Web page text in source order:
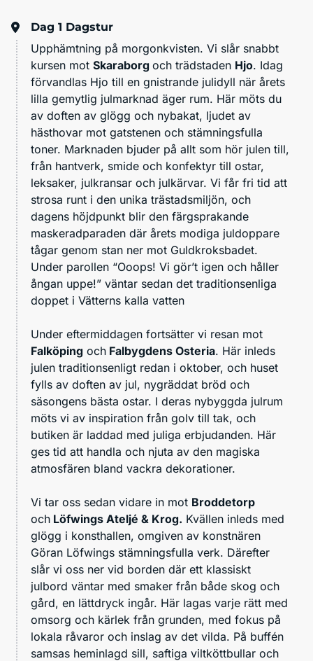
Dag 1 Dagstur
Upphämtning på morgonkvisten. Vi slår snabbt
kursen mot Skaraborg och trädstaden Hjo. Idag
förvandlas Hjo till en gnistrande julidyll när årets
lilla gemytlig julmarknad äger rum. Här möts du
av doften av glögg och nybakat, ljudet av
hästhovar mot gatstenen och stämningsfulla
toner. Marknaden bjuder på allt som hör julen till,
från hantverk, smide och konfektyr till ostar,
leksaker, julkransar och julkärvar. Vi får fri tid att
strosa runt i den unika trästadsmiljön, och
dagens höjdpunkt blir den färgsprakande
maskeradparaden där årets modiga juldoppare
tågar genom stan ner mot Guldkroksbadet.
Under parollen “Ooops! Vi gör’t igen och håller
ångan uppe!” väntar sedan det traditionsenliga
doppet i Vätterns kalla vatten
Under eftermiddagen fortsätter vi resan mot
Falköping och Falbygdens Osteria. Här inleds
julen traditionsenligt redan i oktober, och huset
fylls av doften av jul, nygräddat bröd och
säsongens bästa ostar. I deras nybyggda julrum
möts vi av inspiration från golv till tak, och
butiken är laddad med juliga erbjudanden. Här
ges tid att handla och njuta av den magiska
atmosfären bland vackra dekorationer.
Vi tar oss sedan vidare in mot Broddetorp
och Löfwings Ateljé & Krog. Kvällen inleds med
glögg i konsthallen, omgiven av konstnären
Göran Löfwings stämningsfulla verk. Därefter
slår vi oss ner vid borden där ett klassiskt
julbord väntar med smaker från både skog och
gård, en lättdryck ingår. Här lagas varje rätt med
omsorg och kärlek från grunden, med fokus på
lokala råvaror och inslag av det vilda. På buffén
samsas heminlagd sill, saftiga viltköttbullar och